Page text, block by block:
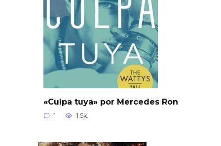
«Culpa tuya» por Mercedes Ron
1 1.5k.